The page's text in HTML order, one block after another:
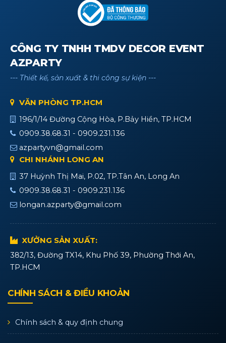
CÔNG TY TNHH TMDV DECOR EVENT
AZPARTY
--- Thiết kế, sản xuất & thi công sự kiện ---
VĂN PHÒNG TP.HCM
196/1/14 Đường Cộng Hòa, P.Bảy Hiền, TP.HCM
0909.38.68.31 - 0909.231.136
azpartyvn@gmail.com
CHI NHÁNH LONG AN
37 Huỳnh Thị Mai, P.02, TP.Tân An, Long An
0909.38.68.31 - 0909.231.136
longan.azparty@gmail.com
XƯỞNG SẢN XUẤT:
382/13, Đường TX14, Khu Phố 39, Phường Thới An,
TP.HCM
CHÍNH SÁCH & ĐIỀU KHOẢN
Chính sách & quy định chung